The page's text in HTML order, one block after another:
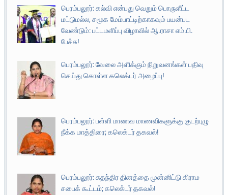
பெரம்பலூர்: கல்வி என்பது வெறும் பொருளீட்ட
மட்டுமல்ல, சமூக மேம்பாட்டிற்காகவும் பயன்பட
வேண்டும்: பட்டமளிப்பு விழாவில் ஆ.ராசா எம்.பி.
பேச்சு!
பெரம்பலூர்: வேலை அளிக்கும் நிறுவனங்கள் பதிவு
செய்து கொள்ள கலெக்டர் அழைப்பு!
பெரம்பலூர்: பள்ளி மாணவ மாணவிகளுக்கு குடற்புழு
நீக்க மாத்திரை; கலெக்டர் தகவல்!
பெரம்பலூர்: சுதந்திர தினத்தை முன்னிட்டு கிராம
சபைக் கூட்டம்; கலெக்டர் தகவல்!